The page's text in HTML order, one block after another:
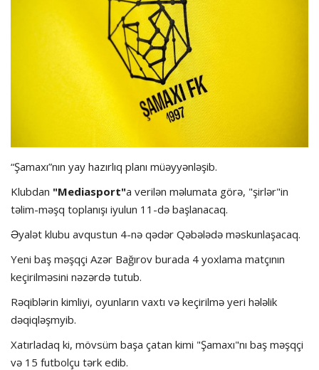
İdman növləri
“Şamaxı”nın yay hazırlıq planı müəyyənləşib.
Klubdan "Mediasport"a verilən məlumata görə, "şirlər"in
təlim-məşq toplanışı iyulun 11-də başlanacaq.
Əyalət klubu avqustun 4-nə qədər Qəbələdə məskunlaşacaq.
Yeni baş məşqçi Azər Bağırov burada 4 yoxlama matçının
keçirilməsini nəzərdə tutub.
Rəqiblərin kimliyi, oyunların vaxtı və keçirilmə yeri hələlik
dəqiqləşmyib.
Xatırladaq ki, mövsüm başa çatan kimi "Şamaxı"nı baş məşqçi
və 15 futbolçu tərk edib.